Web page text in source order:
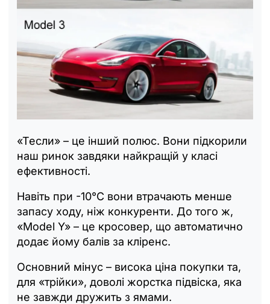
«Тесли» – це інший полюс. Вони підкорили
наш ринок завдяки найкращій у класі
ефективності.
Навіть при -10°C вони втрачають менше
запасу ходу, ніж конкуренти. До того ж,
«Model Y» – це кросовер, що автоматично
додає йому балів за кліренс.
Основний мінус – висока ціна покупки та,
для «трійки», доволі жорстка підвіска, яка
не завжди дружить з ямами.